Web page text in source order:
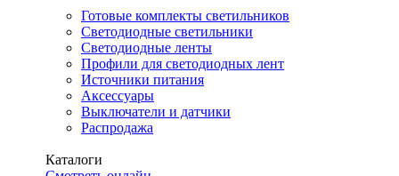
Готовые комплекты светильников
Светодиодные светильники
Светодиодные ленты
Профили для светодиодных лент
Источники питания
Аксессуары
Выключатели и датчики
Распродажа
Каталоги